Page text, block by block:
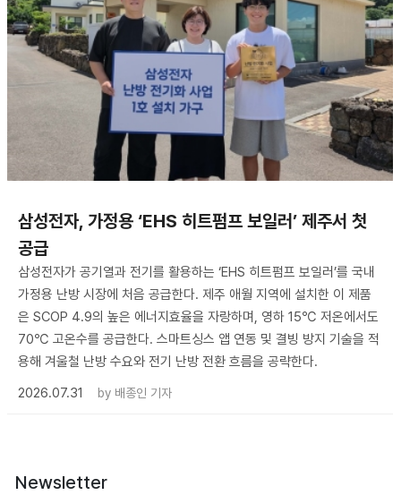
삼성전자, 가정용 ‘EHS 히트펌프 보일러’ 제주서 첫
공급
삼성전자가 공기열과 전기를 활용하는 ‘EHS 히트펌프 보일러’를 국내
가정용 난방 시장에 처음 공급한다. 제주 애월 지역에 설치한 이 제품
은 SCOP 4.9의 높은 에너지효율을 자랑하며, 영하 15℃ 저온에서도
70℃ 고온수를 공급한다. 스마트싱스 앱 연동 및 결빙 방지 기술을 적
용해 겨울철 난방 수요와 전기 난방 전환 흐름을 공략한다.
2026.07.31
by 배종인 기자
Newsletter